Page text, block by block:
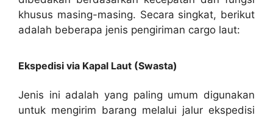
khusus masing-masing. Secara singkat, berikut
adalah beberapa jenis pengiriman cargo laut:
Ekspedisi via Kapal Laut (Swasta)
Jenis ini adalah yang paling umum digunakan
untuk mengirim barang melalui jalur ekspedisi